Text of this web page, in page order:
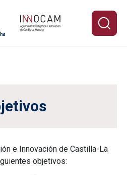
e Innovación de Castilla-La
objetivos: